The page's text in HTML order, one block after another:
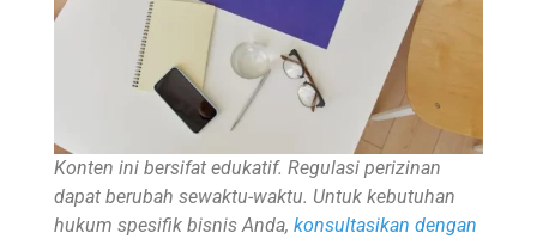
Konten ini bersifat edukatif. Regulasi perizinan
dapat berubah sewaktu-waktu. Untuk kebutuhan
hukum spesifik bisnis Anda, konsultasikan dengan